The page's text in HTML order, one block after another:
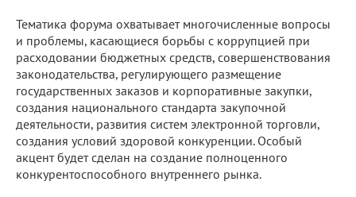
Тематика форума охватывает многочисленные вопросы
и проблемы, касающиеся борьбы с коррупцией при
расходовании бюджетных средств, совершенствования
законодательства, регулирующего размещение
государственных заказов и корпоративные закупки,
создания национального стандарта закупочной
деятельности, развития систем электронной торговли,
создания условий здоровой конкуренции. Особый
акцент будет сделан на создание полноценного
конкурентоспособного внутреннего рынка.